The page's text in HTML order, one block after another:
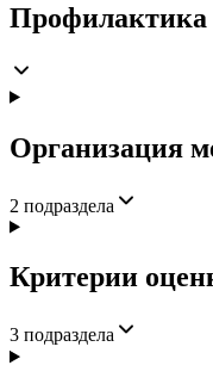
Организация
2 подраздела
Критерии
3 подраздела